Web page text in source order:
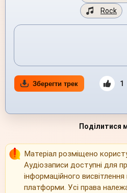
Rock
Зберегти трек 1
Поділитися
Матеріал розміщено
Аудіозаписи доступні для
інформаційного
платформи. Усі права